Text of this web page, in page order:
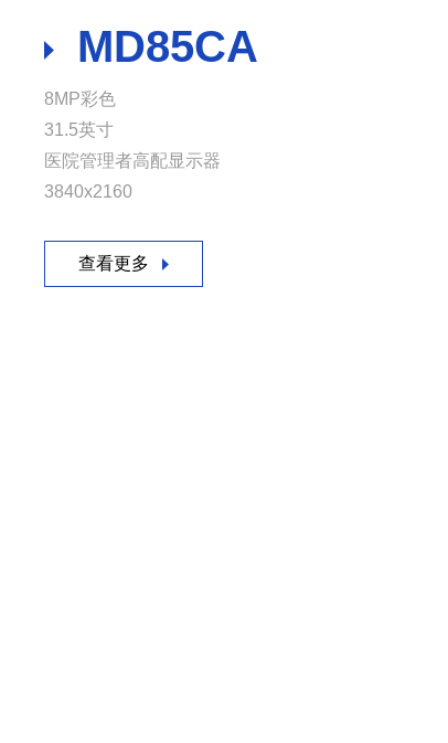
MD85CA
8MP彩色
31.5英寸
医院管理者高配显示器
3840x2160
查看更多
A241SPA
23.6英寸彩色
1920x1080
全院专业显示管理终端
MS431P
42.5英寸彩色
4K(3840x2160)
全医疗接口高可靠性，尤其适用于DSA
手术、放射科综合应用显示器
A430S
42.5英寸彩色
3840*2160
5G、扫码、摄像头麦克风、多接口、科研教学、医疗
专家桌面专用一体机
MS431P
42.5英寸彩色
4K(3840x2160)
全医疗接口高可靠性，尤其适用于DSA
手术、放射科综合应用显示器
超声主屏显示
彩超/主屏
多尺寸
定制化